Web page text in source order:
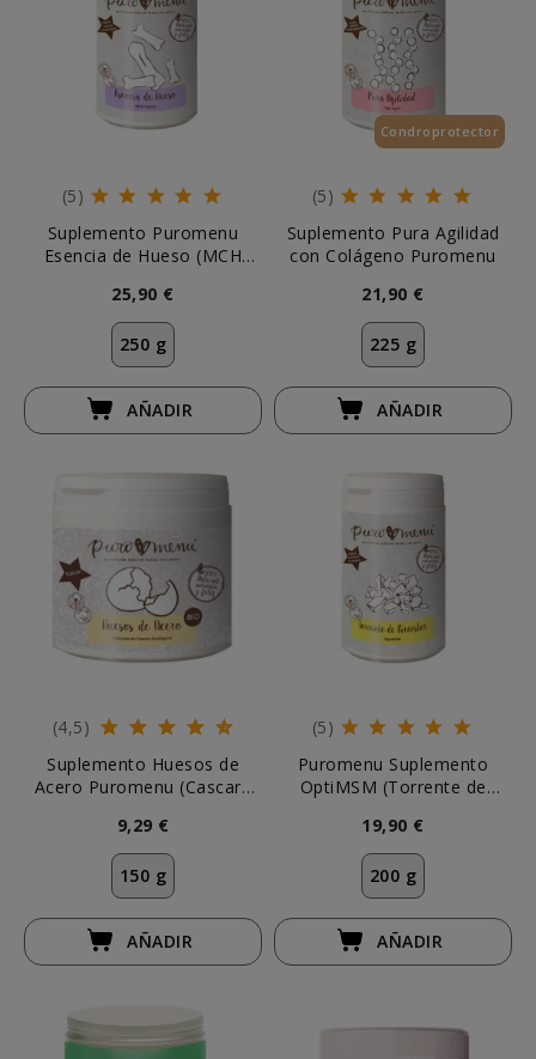
(5)
Suplemento Puromenu
Esencia de Hueso (MCH
25,90 €
250 g
AÑADIR
Condroprotector
(5)
Suplemento Pura Agilidad
con Colágeno Puromenu
21,90 €
225 g
AÑADIR
(4,5)
Suplemento Huesos de
Acero Puromenu (Cascara
9,29 €
150 g
AÑADIR
(5)
Puromenu Suplemento
OptiMSM (Torrente de
19,90 €
200 g
AÑADIR